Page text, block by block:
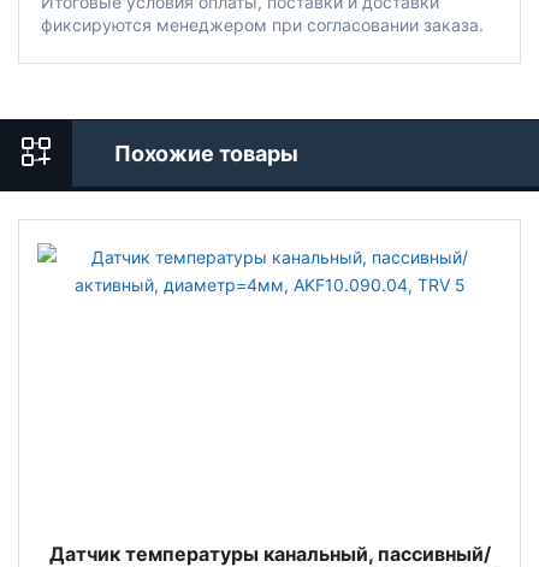
фиксируются менеджером при согласовании заказа.
Похожие товары
Датчик температуры канальный, пассивный/